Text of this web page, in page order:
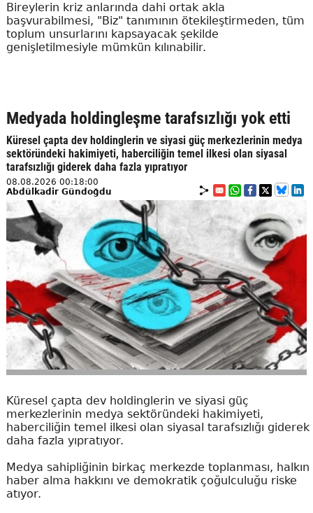
Bireylerin kriz anlarında dahi ortak akla
başvurabilmesi, "Biz" tanımının ötekileştirmeden, tüm
toplum unsurlarını kapsayacak şekilde
genişletilmesiyle mümkün kılınabilir.
Medyada holdingleşme tarafsızlığı yok etti
Küresel çapta dev holdinglerin ve siyasi güç merkezlerinin medya
sektöründeki hakimiyeti, haberciliğin temel ilkesi olan siyasal
tarafsızlığı giderek daha fazla yıpratıyor
08.08.2026 00:18:00
Abdülkadir Gündoğdu
Küresel çapta dev holdinglerin ve siyasi güç
merkezlerinin medya sektöründeki hakimiyeti,
haberciliğin temel ilkesi olan siyasal tarafsızlığı giderek
daha fazla yıpratıyor.
Medya sahipliğinin birkaç merkezde toplanması, halkın
haber alma hakkını ve demokratik çoğulculuğu riske
atıyor.